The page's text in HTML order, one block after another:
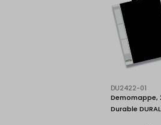
DU2422-01
Demomappe,
Durable